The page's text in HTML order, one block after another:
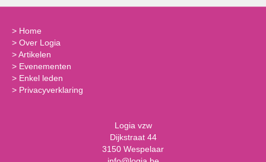
> Home
> Over Logia
>Artikelen
> Evenementen
> Enkel leden
> Privacyverklaring
Logia vzw
Dijkstraat 44
3150 Wespelaar